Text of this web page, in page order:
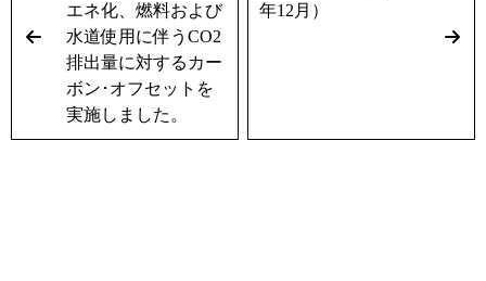
エネ化、燃料および
水道使用に伴うCO2
排出量に対するカー
ボン･オフセットを
実施しました。
年12月）